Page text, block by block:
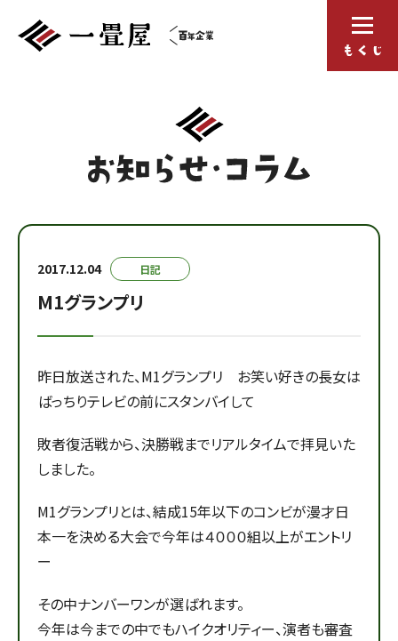
2017.12.04 日記
M1グランプリ
昨日放送された、M1グランプリ お笑い好きの長女は
ばっちりテレビの前にスタンバイして
敗者復活戦から、決勝戦までリアルタイムで拝見いた
しました。
M1グランプリとは、結成15年以下のコンビが漫才日
本一を決める大会で今年は４０００組以上がエントリ
ー
その中ナンバーワンが選ばれます。
今年は今までの中でもハイクオリティー、演者も審査